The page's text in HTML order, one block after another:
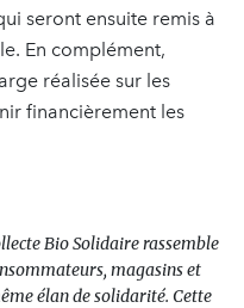
seront ensuite remis à
En complément,
réalisée sur les
financièrement les
Bio Solidaire rassemble
magasins et
élan de solidarité. Cette